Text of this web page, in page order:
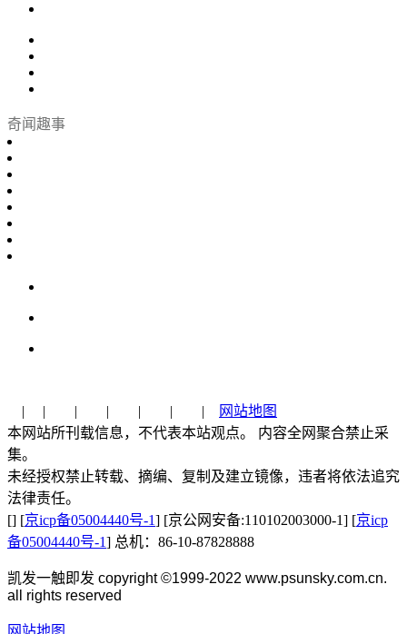
奇闻趣事
| | | | | | |
网站地图
本网站所刊载信息，不代表本站观点。 内容全网聚合禁止采
集。
未经授权禁止转载、摘编、复制及建立镜像，违者将依法追究
法律责任。
[] [京icp备05004440号-1] [京公网安备:110102003000-1] [京icp
备05004440号-1] 总机：86-10-87828888
凯发一触即发 copyright ©1999-2022 www.psunsky.com.cn.
all rights reserved
网站地图